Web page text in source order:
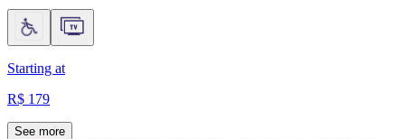
Starting at
R$ 179
See more